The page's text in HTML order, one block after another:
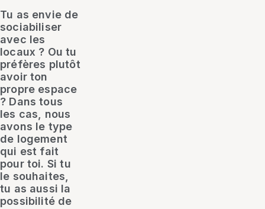
Tu as envie de
sociabiliser
avec les
locaux ? Ou tu
préfères plutôt
avoir ton
propre espace
? Dans tous
les cas, nous
avons le type
de logement
qui est fait
pour toi. Si tu
le souhaites,
tu as aussi la
possibilité de